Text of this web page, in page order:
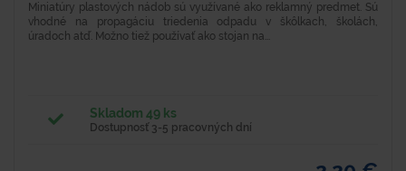
Miniatúry plastových nádob sú využívané ako reklamný predmet. Sú
vhodné na propagáciu triedenia odpadu v škôlkach, školách,
úradoch atď. Možno tiež používať ako stojan na...
Skladom 49 ks
Dostupnosť 3-5 pracovných dní